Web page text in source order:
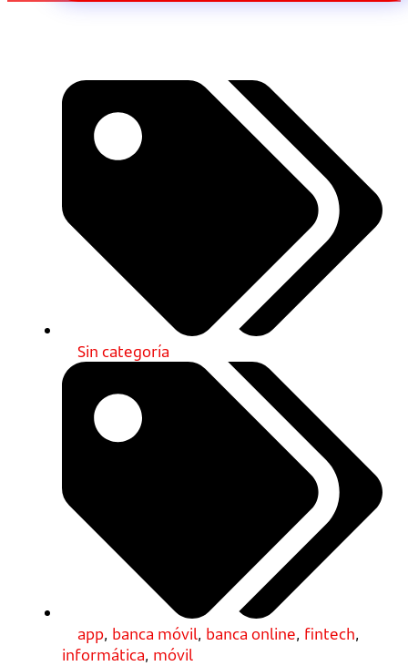
Sin categoría
app, banca móvil, banca online, fintech,
informática, móvil